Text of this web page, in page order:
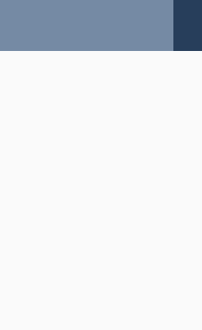
(külső oldalra ugrik)